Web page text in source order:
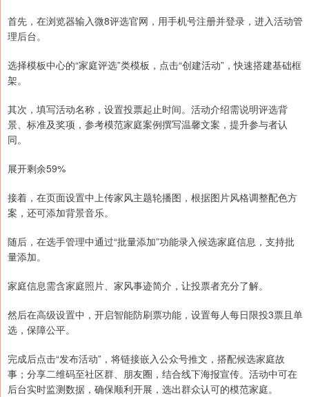
首先，在浏览器输入微8评选官网，用手机号注册并登录，进入活动管
理后台。
选择模板中心的“家庭评选”类模板，点击“创建活动”，快速搭建基础框
架。
其次，填写活动名称，设置投票起止时间。活动介绍需说明评选背
景、标准及奖项，参考模范家庭案例撰写温馨文案，提升参与者认
同。
展开剩余59%
接着，在页面设置中上传家风主题轮播图，根据图片风格调整配色方
案，还可添加背景音乐。
随后，在选手管理中通过“批量添加”功能录入候选家庭信息，支持批
量添加。
家庭信息需含家庭照片、家风事迹简介，让投票者充分了解。
然后在高级设置中，开启智能防刷票功能，设置每人每日限投3票且单
选，保障公平。
完成后点击“发布活动”，将链接嵌入公众号推文，搭配候选家庭故
事；分享二维码至社区群、朋友圈，结合线下海报宣传。活动中可在
后台实时监测数据，确保顺利开展，选出群众认可的模范家庭。